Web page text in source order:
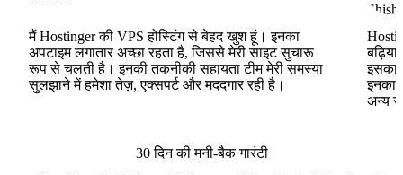
मैं Hostinger की VPS होस्टिंग से बेहद खुश हूं। इनका
अपटाइम लगातार अच्छा रहता है, जिससे मेरी साइट सुचारू
रूप से चलती है। इनकी तकनीकी सहायता टीम मेरी समस्या
सुलझाने में हमेशा तेज़, एक्सपर्ट और मददगार रही है।
इसका
इनका
अन्य
30 दिन की मनी-बैक गारंटी